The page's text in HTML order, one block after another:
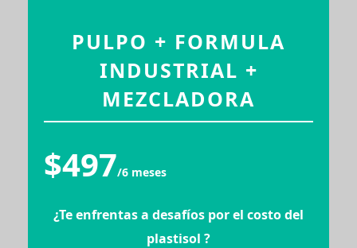
PULPO + FORMULA
INDUSTRIAL +
MEZCLADORA
$497/6 meses
¿Te enfrentas a desafíos por el costo del
plastisol ?